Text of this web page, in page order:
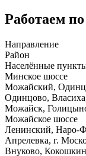
Работаем
Направление
Район
Населённые
Минское шоссе
Можайский,
Одинцово,
Можайск,
Можайское шоссе
Ленинский, Наро-
Апрелевка, г.
Внуково,